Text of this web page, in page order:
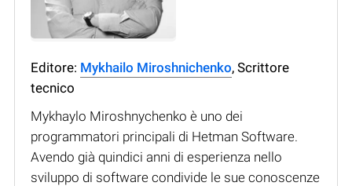
Editore: Mykhailo Miroshnichenko, Scrittore
tecnico
Mykhaylo Miroshnychenko è uno dei
programmatori principali di Hetman Software.
Avendo già quindici anni di esperienza nello
sviluppo di software condivide le sue conoscenze